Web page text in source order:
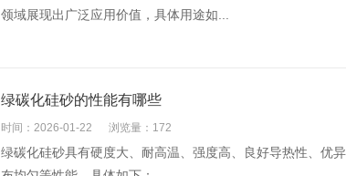
领域展现出广泛应用价值，具体用途如...
绿碳化硅砂的性能有哪些
时间：2026-01-22 浏览量：172
绿碳化硅砂具有硬度大、耐高温、强度高、良好导热性、优